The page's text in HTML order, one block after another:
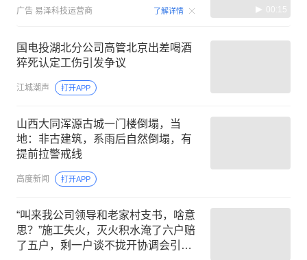
广告 易泽科技运营商 了解详情 00:15
国电投湖北分公司高管北京出差喝酒
猝死认定工伤引发争议
江城潮声 打开APP
山西大同浑源古城一门楼倒塌，当
地：非古建筑，系雨后自然倒塌，有
提前拉警戒线
高度新闻 打开APP
“叫来我公司领导和老家村支书，啥意
思？”施工失火，灭火积水淹了六户赔
了五户，剩一户谈不拢开协调会引住